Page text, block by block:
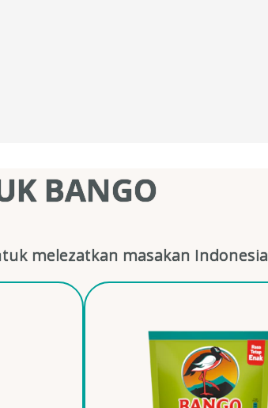
BANGO
melezatkan masakan Indonesia